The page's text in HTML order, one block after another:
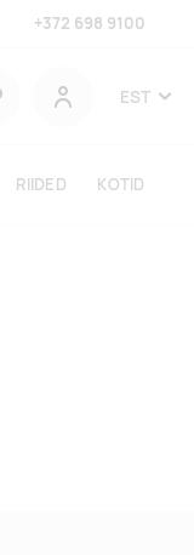
+372 698 9100
Kasutaja
EST
RIIDED KOTID